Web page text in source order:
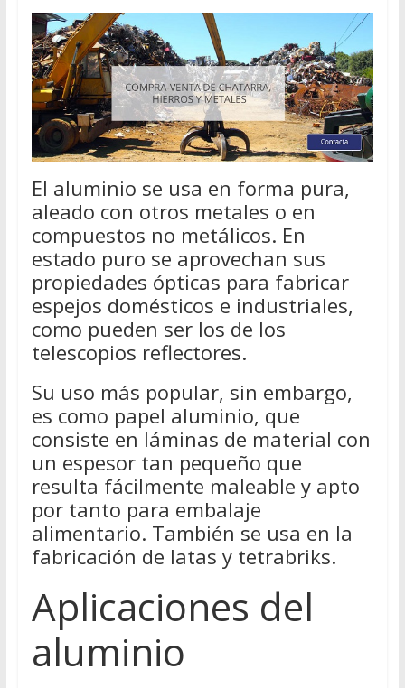
El aluminio se usa en forma pura,
aleado con otros metales o en
compuestos no metálicos. En
estado puro se aprovechan sus
propiedades ópticas para fabricar
espejos domésticos e industriales,
como pueden ser los de los
telescopios reflectores.
Su uso más popular, sin embargo,
es como papel aluminio, que
consiste en láminas de material con
un espesor tan pequeño que
resulta fácilmente maleable y apto
por tanto para embalaje
alimentario. También se usa en la
fabricación de latas y tetrabriks.
Aplicaciones del
aluminio